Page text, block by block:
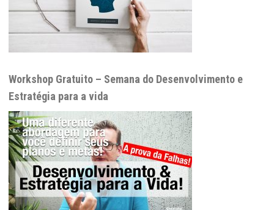
Workshop Gratuito – Semana do Desenvolvimento e
Estratégia para a vida